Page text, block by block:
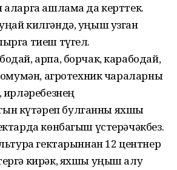
ашлама да керттек.
килгәндә, уңыш узган
тиеш түгел.
арпа, борчак, карабодай,
агротехник чараларны
күтәреп булганны яхшы
көнбагыш үстерә­чәкбез.
гектарыннан 12 центнер
кирәк, яхшы уңыш алу